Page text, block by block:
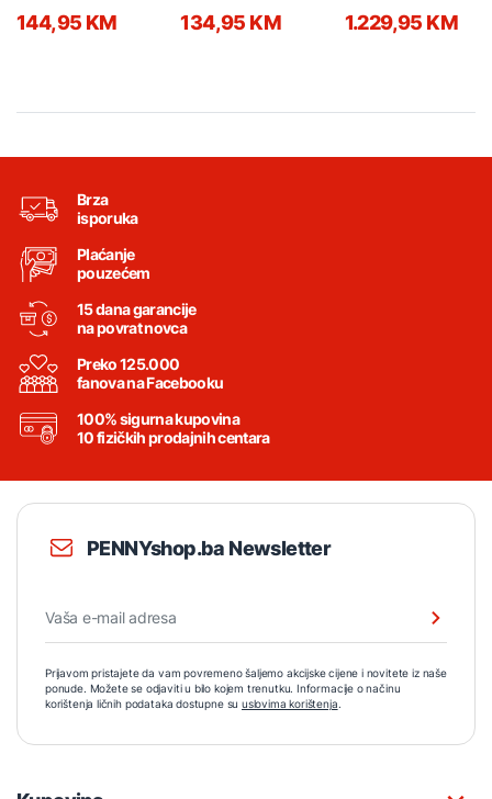
144,95 KM 134,95 KM 1.229,95 KM
Brza
isporuka
Plaćanje
pouzećem
15 dana garancije
na povrat novca
Preko 125.000
fanova na Facebooku
100% sigurna kupovina
10 fizičkih prodajnih centara
PENNYshop.ba Newsletter
Prijavom pristajete da vam povremeno šaljemo akcijske cijene i novitete iz naše
ponude. Možete se odjaviti u bilo kojem trenutku. Informacije o načinu
korištenja ličnih podataka dostupne su uslovima korištenja.